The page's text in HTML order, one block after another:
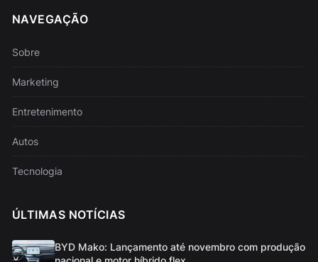
NAVEGAÇÃO
Sobre
Marketing
Entretenimento
Autos
Tecnologia
ÚLTIMAS NOTÍCIAS
BYD Mako: Lançamento até novembro com produção